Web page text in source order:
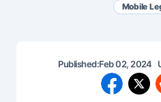
Mobile
Published:Feb 02, 2024